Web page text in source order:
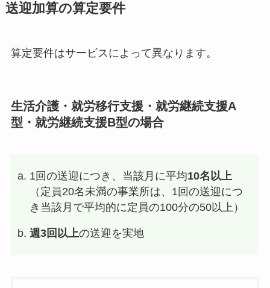
送迎加算の算定要件
算定要件はサービスによって異なります。
生活介護・就労移行支援・就労継続支援A
型・就労継続支援B型の場合
1回の送迎につき、当該月に平均10名以上
（定員20名未満の事業所は、1回の送迎につ
き当該月で平均的に定員の100分の50以上）
週3回以上の送迎を実地